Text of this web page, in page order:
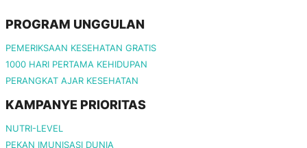
PROGRAM UNGGULAN
PEMERIKSAAN KESEHATAN GRATIS
1000 HARI PERTAMA KEHIDUPAN
PERANGKAT AJAR KESEHATAN
KAMPANYE PRIORITAS
NUTRI-LEVEL
PEKAN IMUNISASI DUNIA